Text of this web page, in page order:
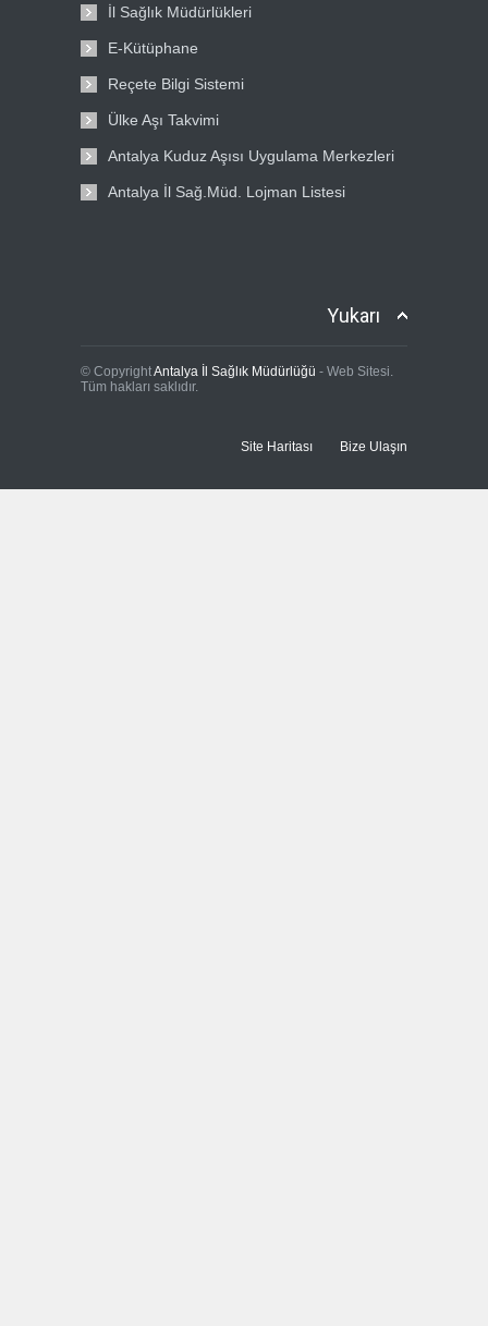
İl Sağlık Müdürlükleri
E-Kütüphane
Reçete Bilgi Sistemi
Ülke Aşı Takvimi
Antalya Kuduz Aşısı Uygulama Merkezleri
Antalya İl Sağ.Müd. Lojman Listesi
Yukarı
© CopyrightAntalya İl Sağlık Müdürlüğü - Web Sitesi.
Tüm hakları saklıdır.
Site Haritası Bize Ulaşın